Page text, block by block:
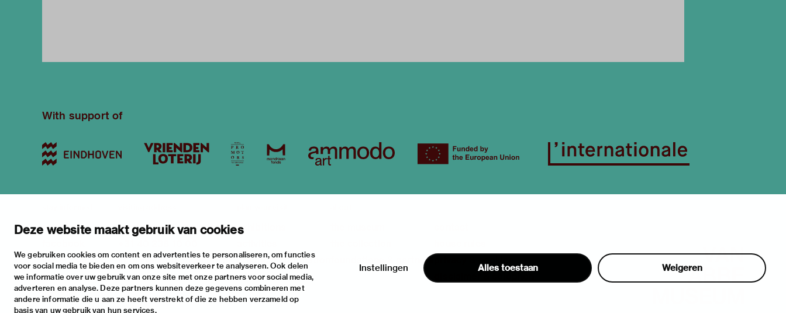
Deze website maakt gebruik van cookies
We gebruiken cookies om content en advertenties te personaliseren, om functies
voor social media te bieden en om ons websiteverkeer te analyseren. Ook delen
we informatie over uw gebruik van onze site met onze partners voor social media,
adverteren en analyse. Deze partners kunnen deze gegevens combineren met
andere informatie die u aan ze heeft verstrekt of die ze hebben verzameld op
basis van uw gebruik van hun services.
Alles toestaan Weigeren
Instellingen
With support of
newsletter
instagram
twitter
linkedin
stratumsedijk 2 eindhoven
info@vanabbemuseum.nl
exhibitions
practical information
foundations & partners